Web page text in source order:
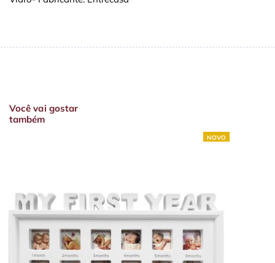
Você vai gostar
também
NOVO